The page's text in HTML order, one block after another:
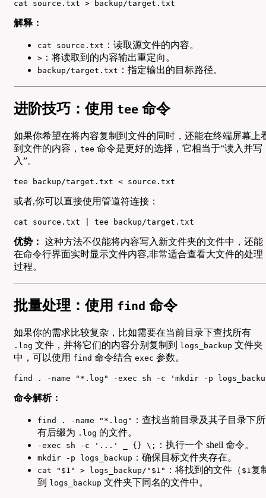
cat source.txt > backup/target.txt
解释：
cat source.txt ：读取源文件的内容。
> ：将读取到的内容输出重定向。
backup/target.txt ：指定输出的目标路径。
进阶技巧：使用 tee 命令
如果你希望在将内容复制到文件的同时，还能在终端屏幕上
到文件的内容， tee 命令是更好的选择，它相当于“读入并写
入”。
tee backup/target.txt < source.txt
或者,你可以直接使用管道符连接：
cat source.txt | tee backup/target.txt
优势： 这种方法不仅能将内容写入新文件夹的文件中，还能
在命令行界面实时显示文件内容,非常适合查看大文件的处理
过程。
批量处理：使用 find 命令
如果你的需求比较复杂，比如需要在当前目录下查找所有
.log 文件，并将它们的内容分别复制到 logs_backup 文件夹
中，可以使用 find 命令结合 exec 参数。
find . -name "*.log" -exec sh -c 'mkdir -p
命令解析：
find . -name "*.log" ：查找当前目录及其子目录下所
有后缀为 .log 的文件。
-exec sh -c '...' _ {} \; ：执行一个 shell 命令。
mkdir -p logs_backup ：确保目标文件夹存在。
cat "$1" > logs_backup/"$1" ：将找到的文件（ $1 复
到
logs_backup 文件夹下同名的文件中。